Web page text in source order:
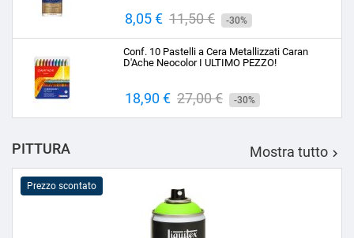
Prezzo
8,05 € Prezzo
base
11,50 € -30%
Conf. 10 Pastelli a Cera Metallizzati Caran
D'Ache Neocolor I ULTIMO PEZZO!
Prezzo
18,90 € Prezzo
base
27,00 € -30%
PITTURA Mostra tutto 
Prezzo scontato